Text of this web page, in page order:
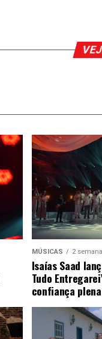
MÚSICAS 2
Isaías Saad
Tudo
confiança